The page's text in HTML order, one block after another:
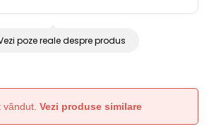
poze reale despre produs
Vezi produse similare